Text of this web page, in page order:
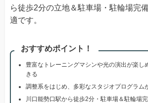
ら徒歩2分の立地＆駐車場・駐輪場完
適です。
おすすめポイント！
豊富なトレーニングマシンや光の演出が楽し
きる
調整系をはじめ、多彩なスタジオプログラム
川口能勢口駅から徒歩2分・駐車場＆駐輪場